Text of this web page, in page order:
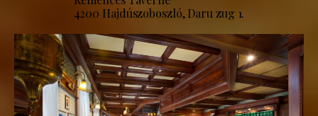
4200 Hajdúszoboszló, Daru zug 1.